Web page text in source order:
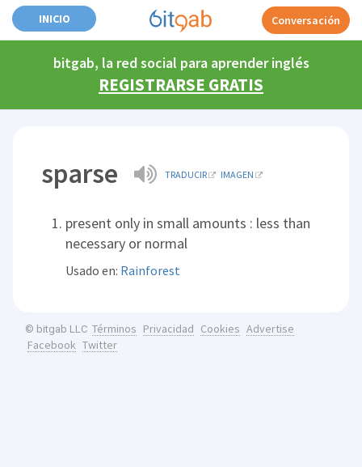
INICIO Conversación
bitgab, la red social para aprender inglés
REGISTRARSE GRATIS
sparse TRADUCIR IMAGEN
present only in small amounts : less than
necessary or normal
Usado en: Rainforest
© bitgab LLC Términos Privacidad Cookies Advertise
Facebook Twitter